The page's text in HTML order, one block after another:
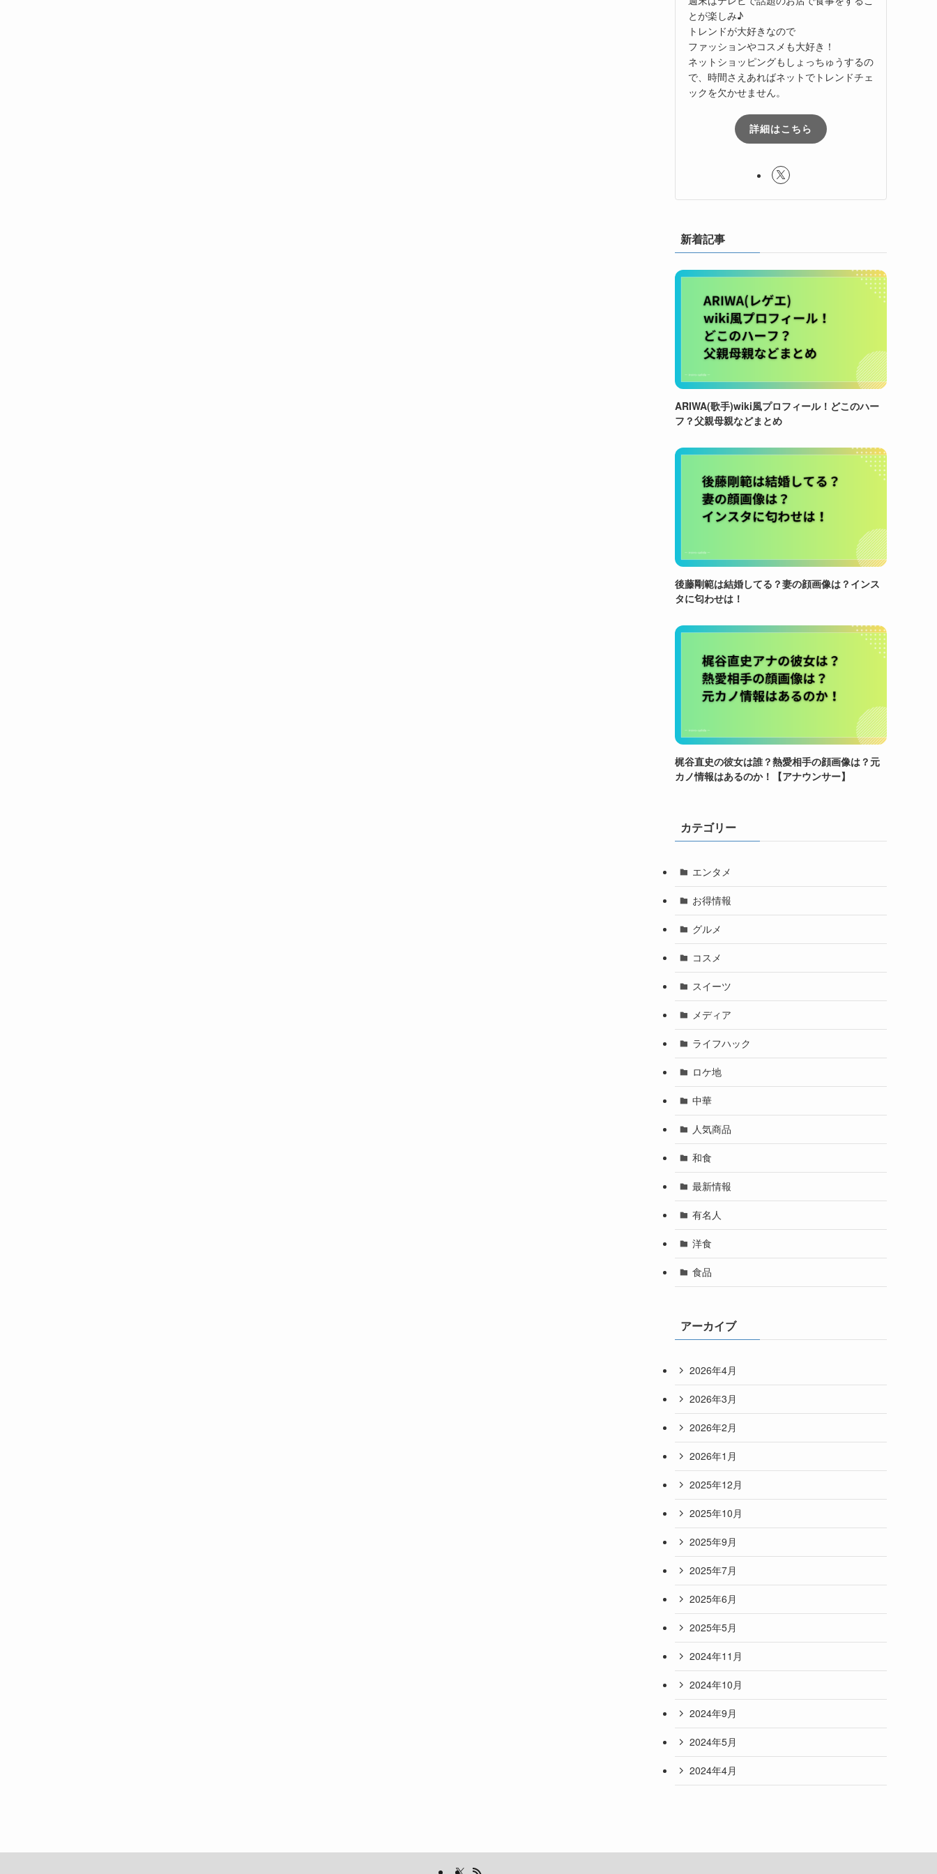
とが楽しみ♪
トレンドが大好きなので
ファッションやコスメも大好き！
ネットショッピングもしょっちゅうするの
で、時間さえあればネットでトレンドチェ
ックを欠かせません。
詳細はこちら
新着記事
ARIWA(歌手)wiki風プロフィール！どこのハー
フ？父親母親などまとめ
後藤剛範は結婚してる？妻の顔画像は？インス
タに匂わせは！
梶谷直史の彼女は誰？熱愛相手の顔画像は？元
カノ情報はあるのか！【アナウンサー】
カテゴリー
エンタメ
お得情報
グルメ
コスメ
スイーツ
メディア
ライフハック
ロケ地
中華
人気商品
和食
最新情報
有名人
洋食
食品
アーカイブ
2026年4月
2026年3月
2026年2月
2026年1月
2025年12月
2025年10月
2025年9月
2025年7月
2025年6月
2025年5月
2024年11月
2024年10月
2024年9月
2024年5月
2024年4月